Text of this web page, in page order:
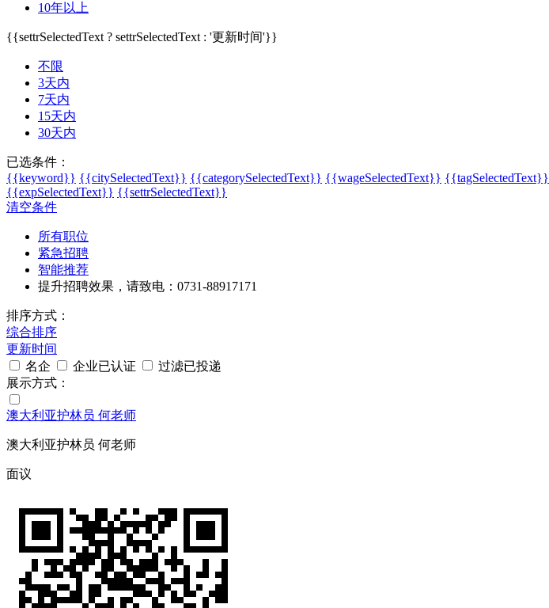
10年以上
{{settrSelectedText ? settrSelectedText : '更新时间'}}
不限
3天内
7天内
15天内
30天内
已选条件：
{{keyword}} {{citySelectedText}} {{categorySelectedText}} {{wageSelectedText}} {{tagSelectedText}}
{{expSelectedText}} {{settrSelectedText}}
清空条件
所有职位
紧急招聘
智能推荐
提升招聘效果，请致电：0731-88917171
排序方式：
综合排序
更新时间
名企
企业已认证
过滤已投递
展示方式：
澳大利亚护林员 何老师
澳大利亚护林员 何老师
面议